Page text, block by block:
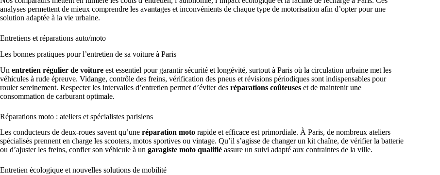
analyses permettent de mieux comprendre les avantages et inconvénients de chaque type de motorisation afin d’opter pour une
solution adaptée à la vie urbaine.
Entretiens et réparations auto/moto
Les bonnes pratiques pour l’entretien de sa voiture à Paris
Un entretien régulier de voiture est essentiel pour garantir sécurité et longévité, surtout à Paris où la circulation urbaine met les
véhicules à rude épreuve. Vidange, contrôle des freins, vérification des pneus et révisions périodiques sont indispensables pour
rouler sereinement. Respecter les intervalles d’entretien permet d’éviter des réparations coûteuses et de maintenir une
consommation de carburant optimale.
Réparations moto : ateliers et spécialistes parisiens
Les conducteurs de deux-roues savent qu’une réparation moto rapide et efficace est primordiale. À Paris, de nombreux ateliers
spécialisés prennent en charge les scooters, motos sportives ou vintage. Qu’il s’agisse de changer un kit chaîne, de vérifier la batterie
ou d’ajuster les freins, confier son véhicule à un garagiste moto qualifié assure un suivi adapté aux contraintes de la ville.
Entretien écologique et nouvelles solutions de mobilité